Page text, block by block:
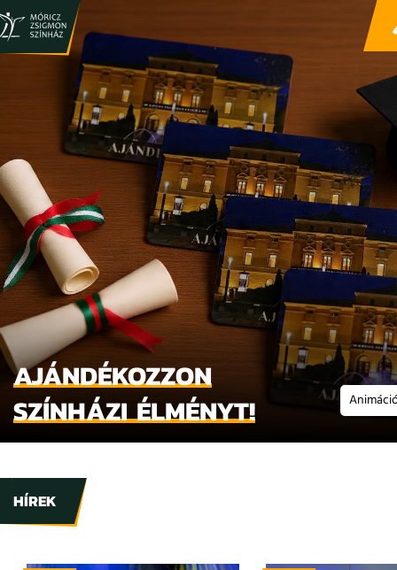
AJÁNDÉKOZZON
SZÍNHÁZI ÉLMÉNYT!
HÍREK